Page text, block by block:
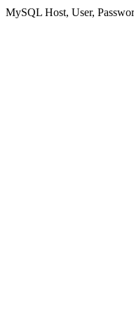
MySQL Host, User,